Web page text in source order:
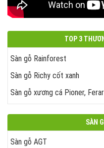
TOP 3
Sàn gỗ Rainforest
Sàn gỗ Richy cốt xanh
Sàn gỗ xương cá Pioner,
SÀN
Sàn gỗ AGT